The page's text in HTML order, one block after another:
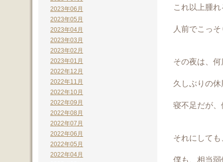
これ以上腫
人前でこっ
その夜は、
久しぶりの
寝不足だが
それにして
僕も、相当
2023年06月
2023年05月
2023年04月
2023年03月
2023年02月
2023年01月
2022年12月
2022年11月
2022年10月
2022年09月
2022年08月
2022年07月
2022年06月
2022年05月
2022年04月